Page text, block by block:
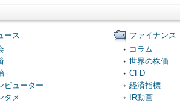
ース
ピューター
タメ
ファイナンス
コラム
世界の株価
CFD
経済指標
IR動画